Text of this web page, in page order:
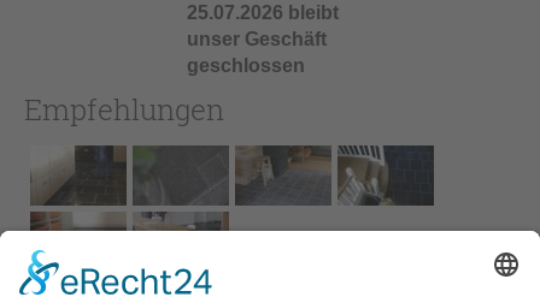
25.07.2026 bleibt
unser Geschäft
geschlossen
Empfehlungen